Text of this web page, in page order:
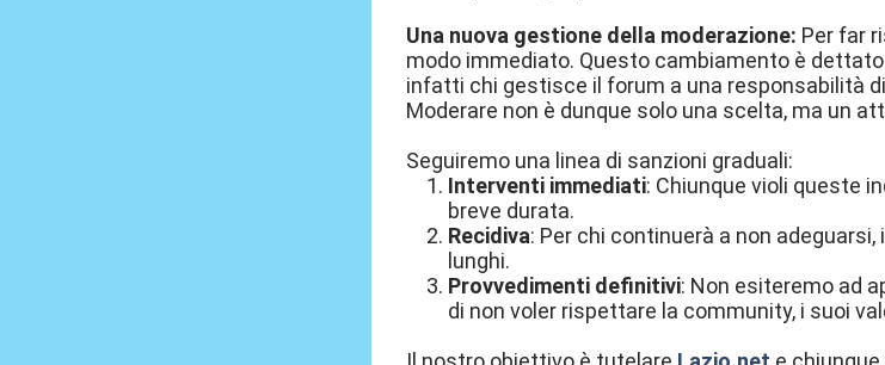
Una nuova gestione della moderazione: Per far
modo immediato. Questo cambiamento è
infatti chi gestisce il forum a una responsabilità
Moderare non è dunque solo una scelta, ma un
Seguiremo una linea di sanzioni graduali:
Interventi immediati: Chiunque violi queste
breve durata.
Recidiva: Per chi continuerà a non
lunghi.
Provvedimenti definitivi: Non esiteremo ad
di non voler rispettare la community, i suoi